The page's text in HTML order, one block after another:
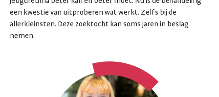
een kwestie van uitproberen wat werkt. Zelfs bij de
allerkleinsten. Deze zoektocht kan soms jaren in beslag
nemen.